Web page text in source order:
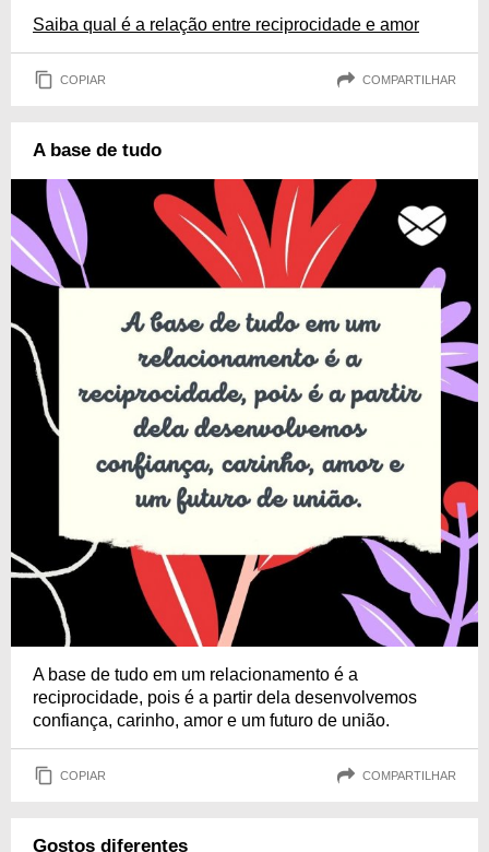
Saiba qual é a relação entre reciprocidade e amor
COPIAR COMPARTILHAR
A base de tudo
A base de tudo em um relacionamento é a
reciprocidade, pois é a partir dela desenvolvemos
confiança, carinho, amor e um futuro de união.
COPIAR COMPARTILHAR
Gostos diferentes